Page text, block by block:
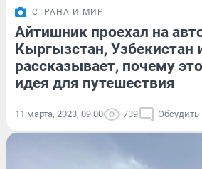
СТРАНА И МИР
Айтишник проехал на
Кыргызстан, Узбекистан
рассказывает, почему
идея для путешествия
11 марта, 2023, 09:00 739 Обсудить